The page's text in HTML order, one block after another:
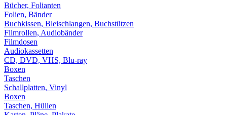
Bücher, Folianten
Folien, Bänder
Buchkissen, Bleischlangen, Buchstützen
Filmrollen, Audiobänder
Filmdosen
Audiokassetten
CD, DVD, VHS, Blu-ray
Boxen
Taschen
Schallplatten, Vinyl
Boxen
Taschen, Hüllen